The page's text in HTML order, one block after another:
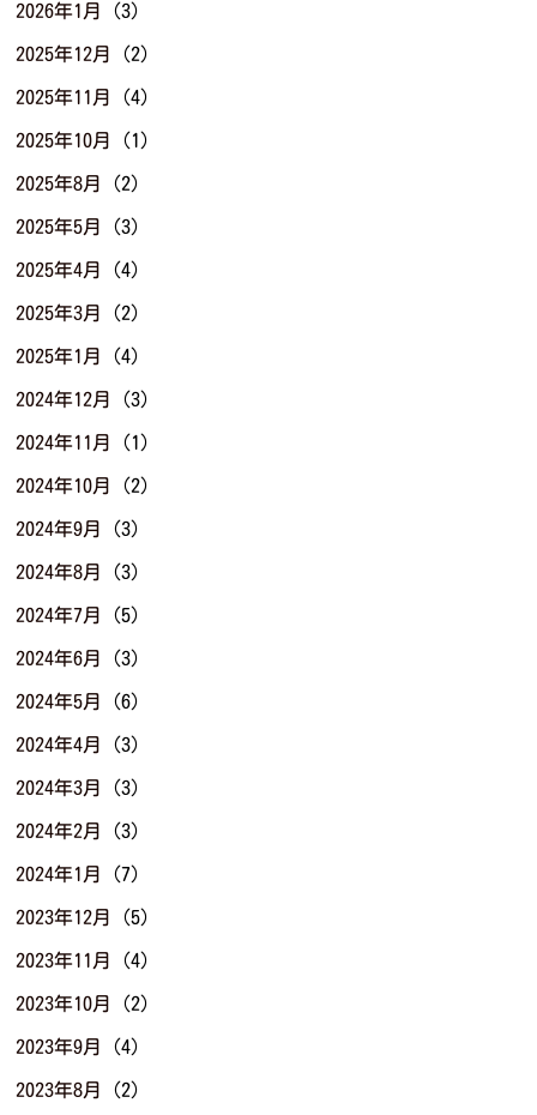
2026年1月 (3)
2025年12月 (2)
2025年11月 (4)
2025年10月 (1)
2025年8月 (2)
2025年5月 (3)
2025年4月 (4)
2025年3月 (2)
2025年1月 (4)
2024年12月 (3)
2024年11月 (1)
2024年10月 (2)
2024年9月 (3)
2024年8月 (3)
2024年7月 (5)
2024年6月 (3)
2024年5月 (6)
2024年4月 (3)
2024年3月 (3)
2024年2月 (3)
2024年1月 (7)
2023年12月 (5)
2023年11月 (4)
2023年10月 (2)
2023年9月 (4)
2023年8月 (2)